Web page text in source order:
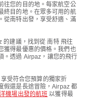
往您的目的地。每家航空公
終目的地。在眾多可用的航
從南特出發，享受舒適、滿
的建議，找到從 南特 飛往
獲得最優惠的價格。我們也
。透過 Airpaz，讓您的飛行
受符合您預算的獨家折
假還是長途冒險，Airpaz 都
機場出發的航班 以獲得最